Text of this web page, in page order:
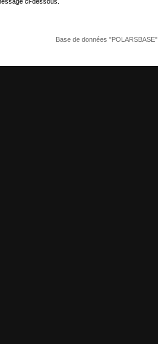
Base de données "POLARSBASE"